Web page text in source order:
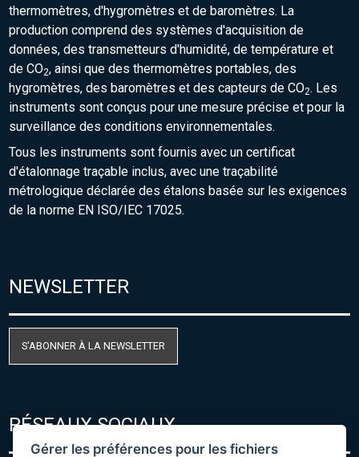
thermomètres, d'hygromètres et de baromètres. La
production comprend des systèmes d'acquisition de
données, des transmetteurs d'humidité, de température et
de CO2, ainsi que des thermomètres portables, des
hygromètres, des baromètres et des capteurs de CO2. Les
instruments sont conçus pour une mesure précise et pour la
surveillance des conditions environnementales.
Tous les instruments sont fournis avec un certificat
d'étalonnage traçable inclus, avec une traçabilité
métrologique déclarée des étalons basée sur les exigences
de la norme EN ISO/IEC 17025.
NEWSLETTER
S'ABONNER À LA NEWSLETTER
RÉSEAUX SOCIAUX
Gérer les préférences pour les fichiers